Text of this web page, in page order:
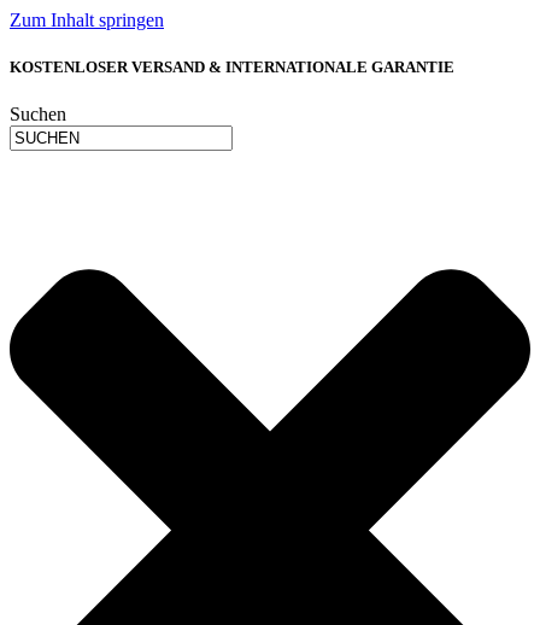
Zum Inhalt springen
KOSTENLOSER VERSAND & INTERNATIONALE GARANTIE
Suchen